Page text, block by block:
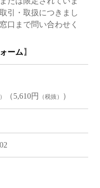
引・取扱につきまし
口まで問い合わせく
ーム 】
（5,610円 （税抜） ）